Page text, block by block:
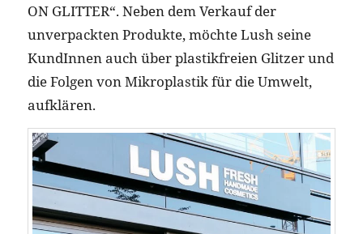
ON GLITTER“. Neben dem Verkauf der
unverpackten Produkte, möchte Lush seine
KundInnen auch über plastikfreien Glitzer und
die Folgen von Mikroplastik für die Umwelt,
aufklären.